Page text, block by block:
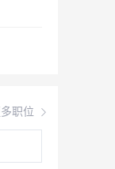
职位